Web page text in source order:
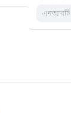
এনআরটি